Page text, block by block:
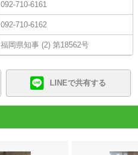
092-710-6161
092-710-6162
福岡県知事 (2) 第18562号
LINEで共有する